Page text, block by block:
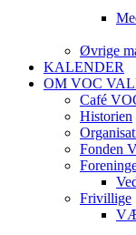
Øvrige
KALENDER
OM VOC
Café
Historien
Fonden
Frivillige